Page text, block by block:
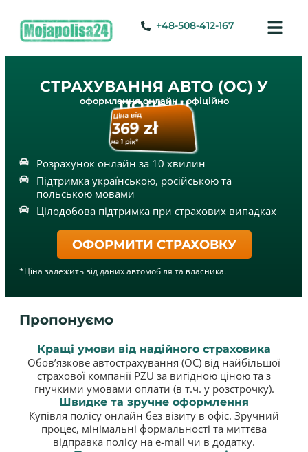
+48-508-412-167
СТРАХУВАННЯ АВТО (OC) У
ПОЛЬЩІ
оформлення онлайн • офіційно
Ціна від
369 zł
на 1 рік*
Розрахунок онлайн за 10 хвилин
Підтримка українською, російською та
польською мовами
Цілодобова підтримка при страхових випадках
ОФОРМИТИ СТРАХОВКУ
*Ціна залежить від даних автомобіля та власника.
Пропонуємо
Кращі умови від надійного страховика
Обов’язкове автострахування (OC) від найбільшої
страхової компанії PZU за вигідною ціною та з
гнучкими умовами оплати (в т.ч. у розстрочку).
Швидке та зручне оформлення
Купівля полісу онлайн без візиту в офіс. Зручний
процес, мінімальні формальності та миттєва
відправка полісу на e-mail чи в додатку.